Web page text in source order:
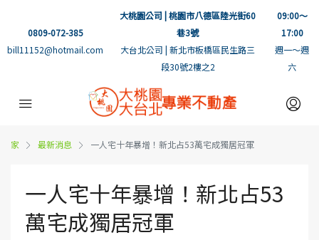
0809-072-385
bill11152@hotmail.com
大桃園公司 | 桃園市八德區陸光街60
巷3號
大台北公司 | 新北市板橋區民生路三
段30號2樓之2
09:00～
17:00
週一～週
六
家 最新消息 一人宅十年暴增！新北占53萬宅成獨居冠軍
一人宅十年暴增！新北占53
萬宅成獨居冠軍